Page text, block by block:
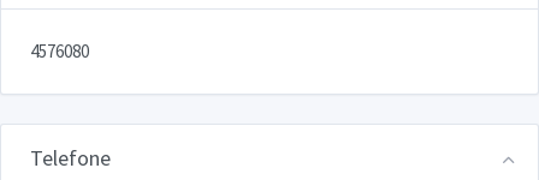
4576080
Telefone